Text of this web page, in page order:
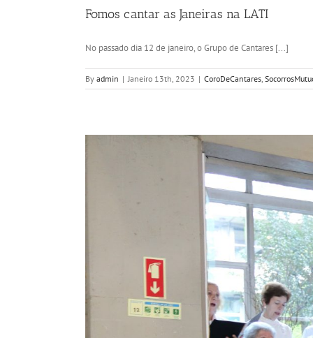
Fomos cantar as Janeiras na LATI
No passado dia 12 de janeiro, o Grupo de Cantares [...]
By admin | Janeiro 13th, 2023 | CoroDeCantares